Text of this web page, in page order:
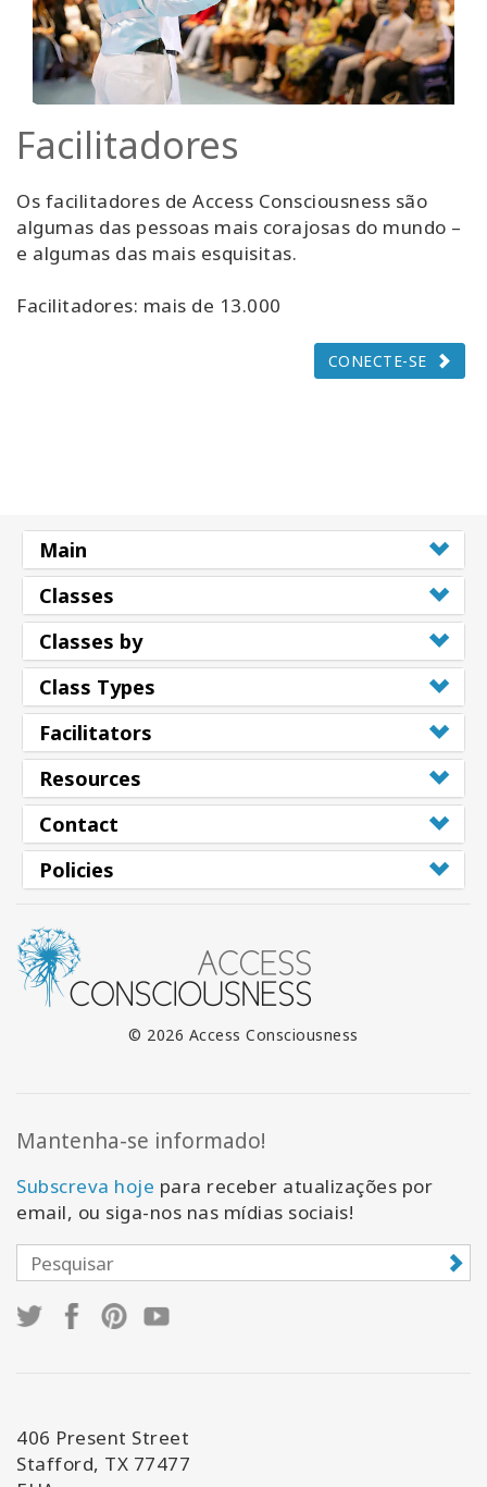
Facilitadores
Os facilitadores de Access Consciousness são
algumas das pessoas mais corajosas do mundo –
e algumas das mais esquisitas.
Facilitadores: mais de 13.000
CONECTE-SE
Main
Classes
Classes by
Class Types
Facilitators
Resources
Contact
Policies
© 2026 Access Consciousness
Mantenha-se informado!
Subscreva hoje para receber atualizações por
email, ou siga-nos nas mídias sociais!
406 Present Street
Stafford, TX 77477